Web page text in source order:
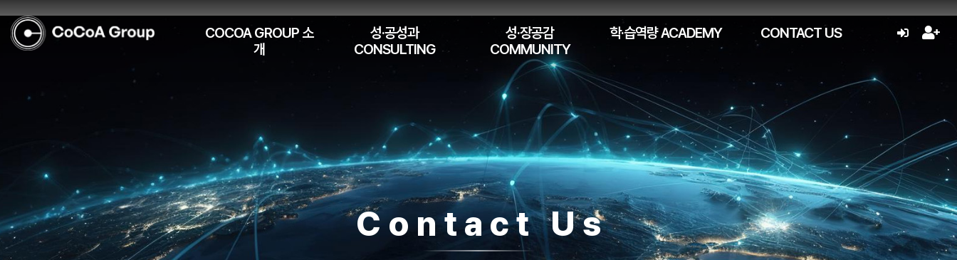
COCOA GROUP 소
개
성·공성과
CONSULTING
성·장공감
COMMUNITY
학·습역량 ACADEMY CONTACT US
Contact Us